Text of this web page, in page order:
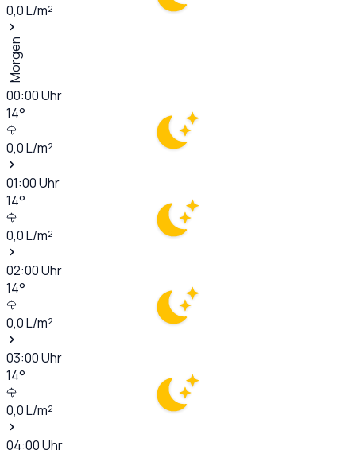
0,0L/m²
Morgen
00:00Uhr
14°
0,0L/m²
01:00Uhr
14°
0,0L/m²
02:00Uhr
14°
0,0L/m²
03:00Uhr
14°
0,0L/m²
04:00Uhr